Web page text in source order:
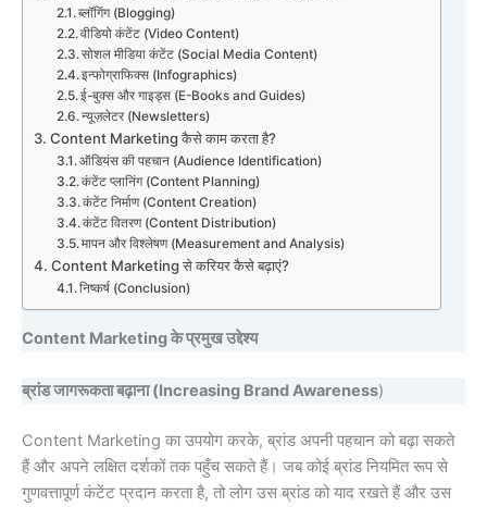
ब्लॉगिंग (Blogging)
वीडियो कंटेंट (Video Content)
सोशल मीडिया कंटेंट (Social Media Content)
इन्फोग्राफिक्स (Infographics)
ई-बुक्स और गाइड्स (E-Books and Guides)
न्यूज़लेटर (Newsletters)
Content Marketing कैसे काम करता है?
ऑडियंस की पहचान (Audience Identification)
कंटेंट प्लानिंग (Content Planning)
कंटेंट निर्माण (Content Creation)
कंटेंट वितरण (Content Distribution)
मापन और विश्लेषण (Measurement and Analysis)
Content Marketing से करियर कैसे बढ़ाएं?
निष्कर्ष (Conclusion)
Content Marketing के प्रमुख उद्देश्य
ब्रांड जागरूकता बढ़ाना (Increasing Brand Awareness)
Content Marketing का उपयोग करके, ब्रांड अपनी पहचान को बढ़ा सकते
हैं और अपने लक्षित दर्शकों तक पहुँच सकते हैं। जब कोई ब्रांड नियमित रूप से
गुणवत्तापूर्ण कंटेंट प्रदान करता है, तो लोग उस ब्रांड को याद रखते हैं और उस